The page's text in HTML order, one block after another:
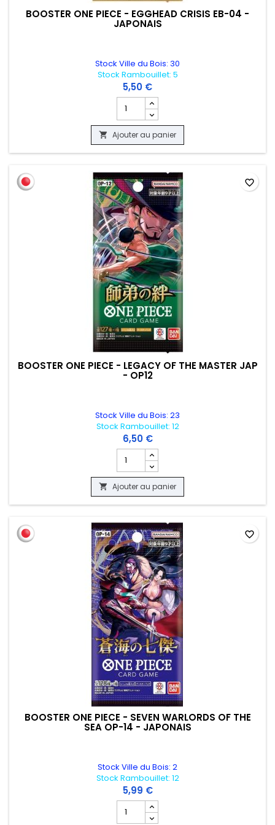
BOOSTER ONE PIECE - EGGHEAD CRISIS EB-04 -
JAPONAIS
Stock Ville du Bois: 30
Stock Rambouillet: 5
5,50 €
Champ quantité du produit BOOSTER
 Ajouter au panier
BOOSTER ONE PIECE - LEGACY OF THE MASTER JAP
- OP12
Stock Ville du Bois: 23
Stock Rambouillet: 12
6,50 €
Champ quantité du produit BOOSTER
 Ajouter au panier
favorite_border
BOOSTER ONE PIECE - SEVEN WARLORDS OF THE
SEA OP-14 - JAPONAIS
Stock Ville du Bois: 2
Stock Rambouillet: 12
5,99 €
Champ quantité du produit BOOSTER
favorite_border